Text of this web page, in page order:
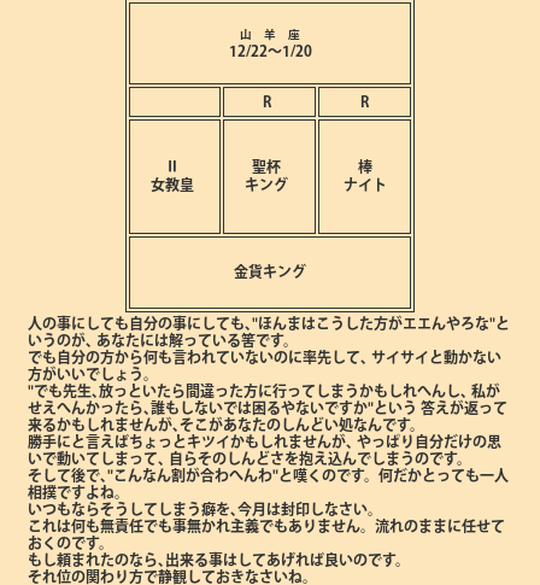
山 羊 座
12/22～1/20
R R
女教皇
聖杯
キング
棒
ナイト
金貨キング
人の事にしても自分の事にしても､"ほんまはこうした方がエエんやろな"と
いうのが､
あなたには解っている筈です。
でも自分の方から何も言われていないのに率先して､ サイサイと動かない
方がいいでしょう。
"でも先生､放っといたら間違った方に行ってしまうかもしれへんし､ 私が
せえへんかったら､誰もしないでは困るやないですか"という 答えが返って
来るかもしれませんが､そこがあなたのしんどい処なんです。
勝手にと言えばちょっとキツイかもしれませんが､ やっぱり自分だけの思
いで動いてしまって､
自らそのしんどさを抱え込んでしまうのです。
そして後で､"こんなん割が合わへんわ"と嘆くのです。何だかとっても一人
相撲ですよね。
いつもならそうしてしまう癖を､今月は封印しなさい。
これは何も無責任でも事無かれ主義でもありません。流れのままに任せて
おくのです。
もし頼まれたのなら､出来る事はしてあげれば良いのです。
それ位の関わり方で静観しておきなさいね。